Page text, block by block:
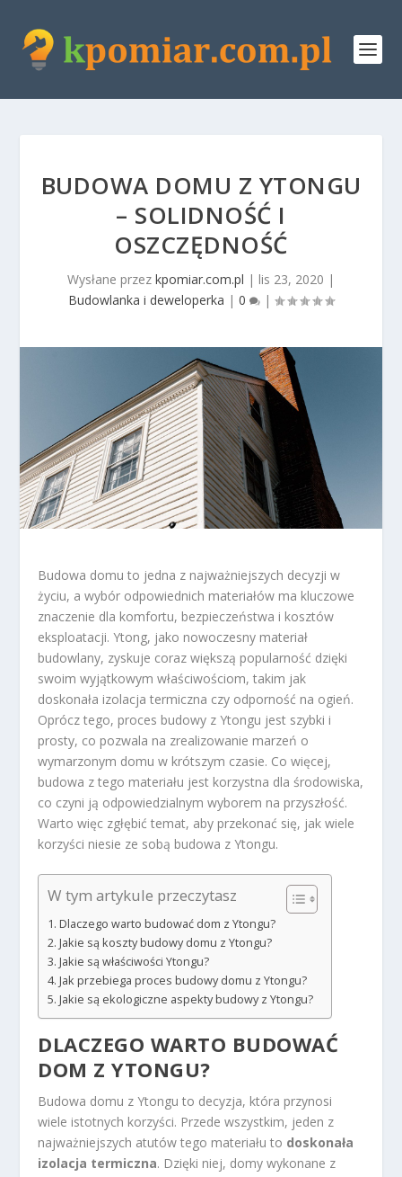
BUDOWA DOMU Z YTONGU
– SOLIDNOŚĆ I
OSZCZĘDNOŚĆ
Wysłane przez kpomiar.com.pl | lis 23, 2020 |
Budowlanka i deweloperka | 0 |
Budowa domu to jedna z najważniejszych decyzji w
życiu, a wybór odpowiednich materiałów ma kluczowe
znaczenie dla komfortu, bezpieczeństwa i kosztów
eksploatacji. Ytong, jako nowoczesny materiał
budowlany, zyskuje coraz większą popularność dzięki
swoim wyjątkowym właściwościom, takim jak
doskonała izolacja termiczna czy odporność na ogień.
Oprócz tego, proces budowy z Ytongu jest szybki i
prosty, co pozwala na zrealizowanie marzeń o
wymarzonym domu w krótszym czasie. Co więcej,
budowa z tego materiału jest korzystna dla środowiska,
co czyni ją odpowiedzialnym wyborem na przyszłość.
Warto więc zgłębić temat, aby przekonać się, jak wiele
korzyści niesie ze sobą budowa z Ytongu.
W tym artykule przeczytasz
Dlaczego warto budować dom z Ytongu?
Jakie są koszty budowy domu z Ytongu?
Jakie są właściwości Ytongu?
Jak przebiega proces budowy domu z Ytongu?
Jakie są ekologiczne aspekty budowy z Ytongu?
DLACZEGO WARTO BUDOWAĆ
DOM Z YTONGU?
Budowa domu z Ytongu to decyzja, która przynosi
wiele istotnych korzyści. Przede wszystkim, jeden z
najważniejszych atutów tego materiału to doskonała
izolacja termiczna. Dzięki niej, domy wykonane z